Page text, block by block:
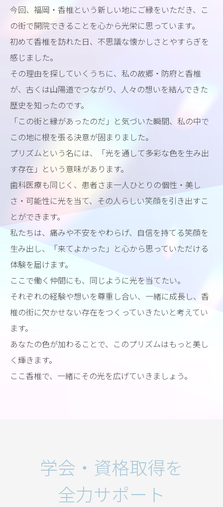
今回、福岡・香椎という新しい地にご縁をいただき、こ
の街で開院できることを心から光栄に思っています。
初めて香椎を訪れた日、不思議な懐かしさとやすらぎを
感じました。
その理由を探していくうちに、私の故郷・防府と香椎
が、古くは山陽道でつながり、人々の想いを結んできた
歴史を知ったのです。
「この街と縁があったのだ」と気づいた瞬間、私の中で
この地に根を張る決意が固まりました。
プリズムという名には、「光を通して多彩な色を生み出
す存在」という意味があります。
歯科医療も同じく、患者さま一人ひとりの個性・美し
さ・可能性に光を当て、その人らしい笑顔を引き出すこ
とができます。
私たちは、痛みや不安をやわらげ、自信を持てる笑顔を
生み出し、「来てよかった」と心から思っていただける
体験を届けます。
ここで働く仲間にも、同じように光を当てたい。
それぞれの経験や想いを尊重し合い、一緒に成長し、香
椎の街に欠かせない存在をつくっていきたいと考えてい
ます。
あなたの色が加わることで、このプリズムはもっと美し
く輝きます。
ここ香椎で、一緒にその光を広げていきましょう。
学会・資格取得を
全力サポート